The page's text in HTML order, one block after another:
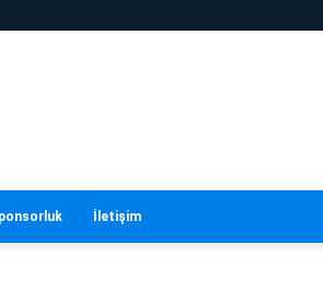
İletişim